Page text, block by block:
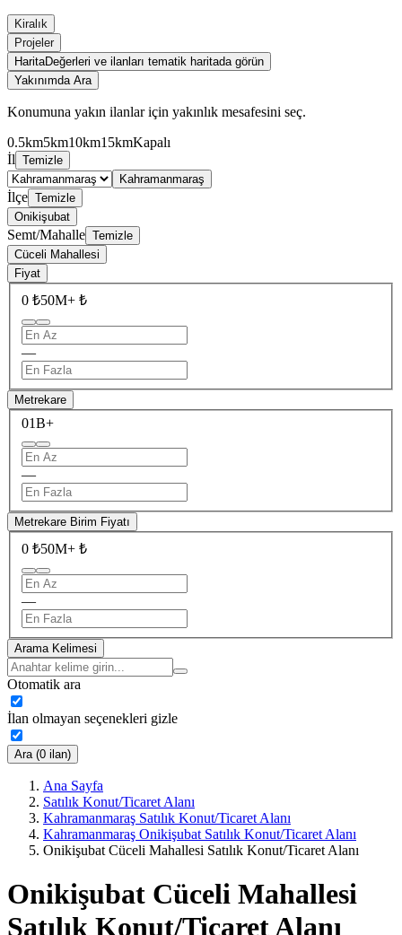
Kiralık
Projeler
HaritaDeğerleri ve ilanları tematik haritada görün
Yakınımda Ara
Konumuna yakın ilanlar için yakınlık mesafesini seç.
0.5km5km10km15kmKapalı
İl Temizle
Kahramanmaraş
İlçe Temizle
Onikişubat
Semt/Mahalle Temizle
Cüceli Mahallesi
Fiyat
0 ₺50M+ ₺
—
Metrekare
01B+
—
Metrekare Birim Fiyatı
0 ₺50M+ ₺
—
Arama Kelimesi
Otomatik ara
İlan olmayan seçenekleri gizle
Ara (0 ilan)
Ana Sayfa
Satılık Konut/Ticaret Alanı
Kahramanmaraş Satılık Konut/Ticaret Alanı
Kahramanmaraş Onikişubat Satılık Konut/Ticaret Alanı
Onikişubat Cüceli Mahallesi Satılık Konut/Ticaret Alanı
Onikişubat Cüceli Mahallesi
Satılık Konut/Ticaret Alanı